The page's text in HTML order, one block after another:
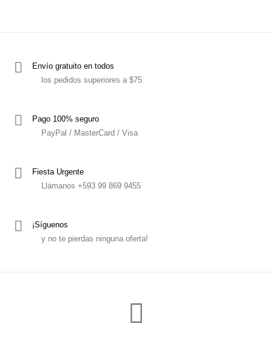
Envío gratuito en todos
los pedidos superiores a $75
Pago 100% seguro
PayPal / MasterCard / Visa
Fiesta Urgente
Llámanos +593 99 869 9455
¡Síguenos
y no te pierdas ninguna oferta!